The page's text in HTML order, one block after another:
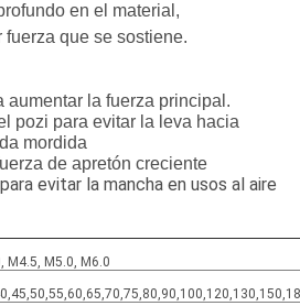
en el material,
que se sostiene.
aumentar la fuerza principal.
pozi para evitar la leva hacia
mordida
de apretón creciente
evitar la mancha en usos al aire
M4.5, M5.0, M6.0